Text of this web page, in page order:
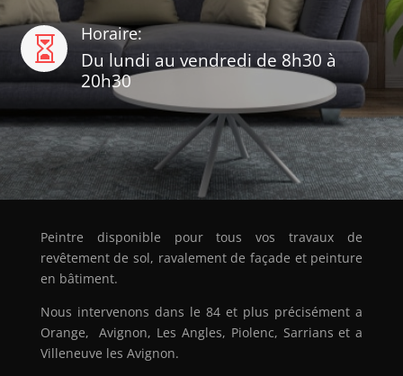

Horaire:
Du lundi au vendredi de 8h30 à
20h30
Peintre disponible pour tous vos travaux de
revêtement de sol, ravalement de façade et peinture
en bâtiment.
Nous intervenons dans le 84 et plus précisément a
Orange, Avignon, Les Angles, Piolenc, Sarrians et a
Villeneuve les Avignon.